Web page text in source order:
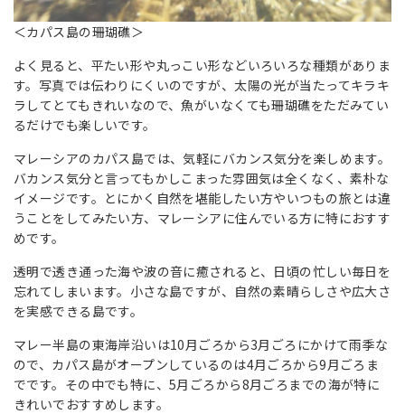
＜カパス島の珊瑚礁＞
よく見ると、平たい形や丸っこい形などいろいろな種類がありま
す。写真では伝わりにくいのですが、太陽の光が当たってキラキ
ラしてとてもきれいなので、魚がいなくても珊瑚礁をただみてい
るだけでも楽しいです。
マレーシアのカパス島では、気軽にバカンス気分を楽しめます。
バカンス気分と言ってもかしこまった雰囲気は全くなく、素朴な
イメージです。とにかく自然を堪能したい方やいつもの旅とは違
うことをしてみたい方、マレーシアに住んでいる方に特におすす
めです。
透明で透き通った海や波の音に癒されると、日頃の忙しい毎日を
忘れてしまいます。小さな島ですが、自然の素晴らしさや広大さ
を実感できる島です。
マレー半島の東海岸沿いは10月ごろから3月ごろにかけて雨季な
ので、カパス島がオープンしているのは4月ごろから9月ごろま
でです。その中でも特に、5月ごろから8月ごろまでの海が特に
きれいでおすすめします。